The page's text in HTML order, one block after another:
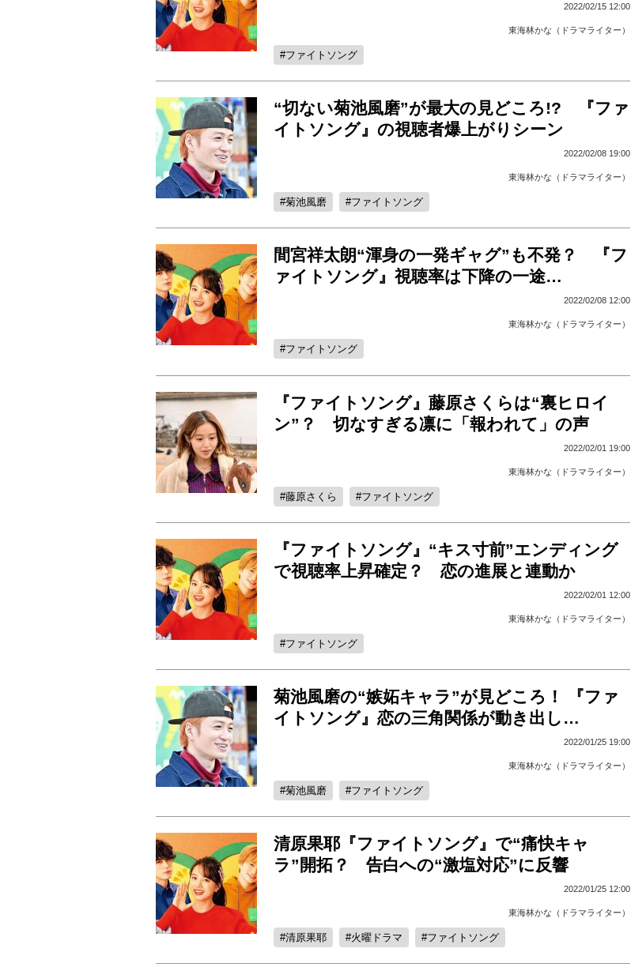
2022/02/15 12:00
東海林かな（ドラマライター）
ファイトソング
“切ない菊池風磨”が最大の見どころ!? 『ファ
イトソング』の視聴者爆上がりシーン
2022/02/08 19:00
東海林かな（ドラマライター）
菊池風磨 ファイトソング
間宮祥太朗“渾身の一発ギャグ”も不発？ 『フ
ァイトソング』視聴率は下降の一途…
2022/02/08 12:00
東海林かな（ドラマライター）
ファイトソング
『ファイトソング』藤原さくらは“裏ヒロイ
ン”？ 切なすぎる凛に「報われて」の声
2022/02/01 19:00
東海林かな（ドラマライター）
藤原さくら ファイトソング
『ファイトソング』“キス寸前”エンディング
で視聴率上昇確定？ 恋の進展と連動か
2022/02/01 12:00
東海林かな（ドラマライター）
ファイトソング
菊池風磨の“嫉妬キャラ”が見どころ！ 『ファ
イトソング』恋の三角関係が動き出し…
2022/01/25 19:00
東海林かな（ドラマライター）
菊池風磨 ファイトソング
清原果耶『ファイトソング』で“痛快キャ
ラ”開拓？ 告白への“激塩対応”に反響
2022/01/25 12:00
東海林かな（ドラマライター）
清原果耶 火曜ドラマ ファイトソング